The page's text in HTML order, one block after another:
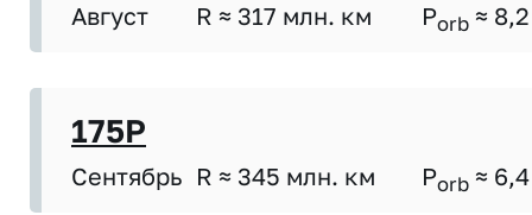
Август R ≈ 317 млн. км Porb ≈ 8,2
175P
Сентябрь R ≈ 345 млн. км Porb ≈ 6,4